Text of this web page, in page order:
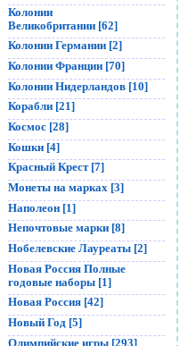
Колонии
Великобритании [62]
Колонии Германии [2]
Колонии Франции [70]
Колонии Нидерландов [10]
Корабли [21]
Космос [28]
Кошки [4]
Красный Крест [7]
Монеты на марках [3]
Наполеон [1]
Непочтовые марки [8]
Нобелевские Лауреаты [2]
Новая Россия Полные
годовые наборы [1]
Новая Россия [42]
Новый Год [5]
Олимпийские игры [293]